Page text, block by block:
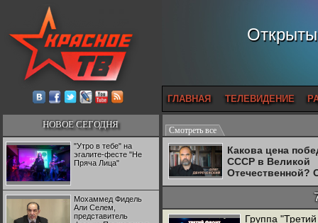
ГЛАВНАЯ ТЕЛЕВИДЕНИЕ
НОВОЕ СЕГОДНЯ
"Утро в тебе" на
эгалите-фесте "Не
Пряча Лица"
Мохаммед Фидель
Али Селем,
представитель
Смотреть все
Какова цена
СССР в Великой
Отечественной?
Двуреченский о
Группа